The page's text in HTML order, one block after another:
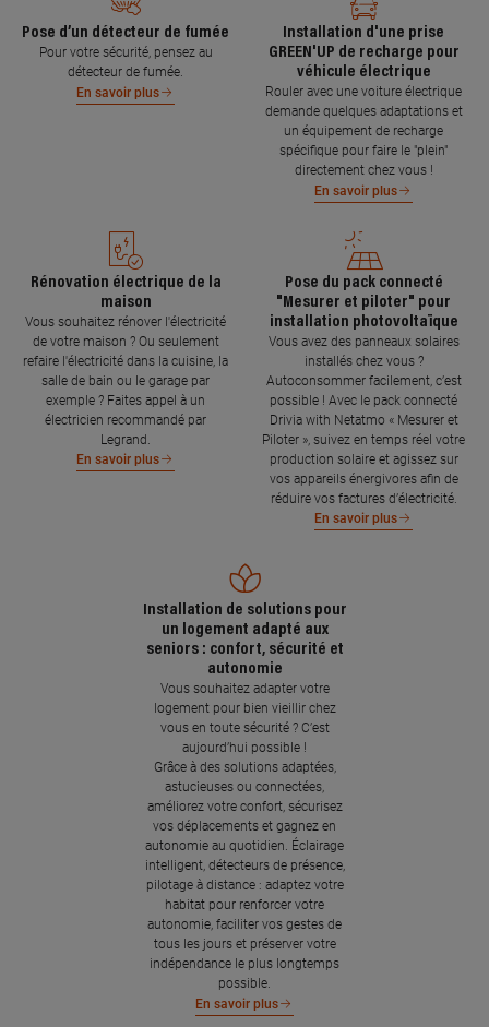
Pose d’un détecteur de fumée
Pour votre sécurité, pensez au
détecteur de fumée.
En savoir plus
Installation d'une prise
GREEN'UP de recharge pour
véhicule électrique
Rouler avec une voiture électrique
demande quelques adaptations et
un équipement de recharge
spécifique pour faire le "plein"
directement chez vous !
En savoir plus
Rénovation électrique de la
maison
Vous souhaitez rénover l'électricité
de votre maison ? Ou seulement
refaire l'électricité dans la cuisine, la
salle de bain ou le garage par
exemple ? Faites appel à un
électricien recommandé par
Legrand.
En savoir plus
Pose du pack connecté
"Mesurer et piloter" pour
installation photovoltaïque
Vous avez des panneaux solaires
installés chez vous ?
Autoconsommer facilement, c’est
possible ! Avec le pack connecté
Drivia with Netatmo « Mesurer et
Piloter », suivez en temps réel votre
production solaire et agissez sur
vos appareils énergivores afin de
réduire vos factures d’électricité.
En savoir plus
Installation de solutions pour
un logement adapté aux
seniors : confort, sécurité et
autonomie
Vous souhaitez adapter votre
logement pour bien vieillir chez
vous en toute sécurité ? C’est
aujourd’hui possible !
Grâce à des solutions adaptées,
astucieuses ou connectées,
améliorez votre confort, sécurisez
vos déplacements et gagnez en
autonomie au quotidien. Éclairage
intelligent, détecteurs de présence,
pilotage à distance : adaptez votre
habitat pour renforcer votre
autonomie, faciliter vos gestes de
tous les jours et préserver votre
indépendance le plus longtemps
possible.
En savoir plus